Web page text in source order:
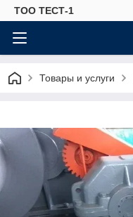
ТОО ТЕСТ-1
Товары и услуги